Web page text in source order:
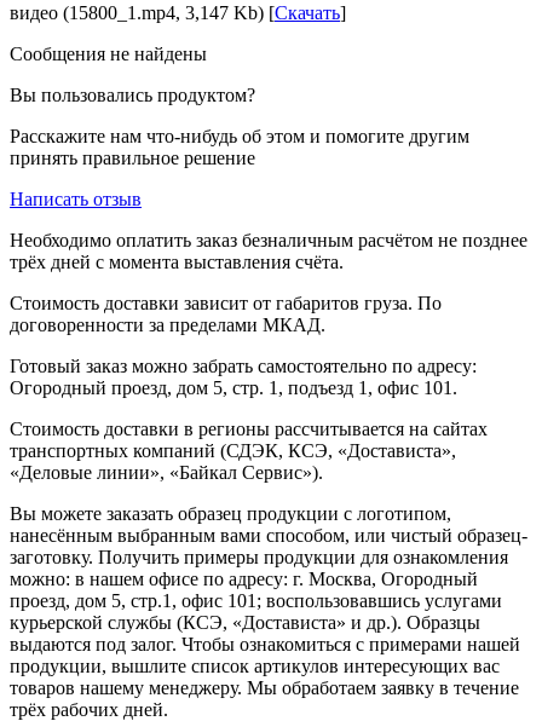
видео (15800_1.mp4, 3,147 Kb) [Скачать]
Сообщения не найдены
Вы пользовались продуктом?
Расскажите нам что-нибудь об этом и помогите другим
принять правильное решение
Написать отзыв
Необходимо оплатить заказ безналичным расчётом не позднее
трёх дней с момента выставления счёта.
Стоимость доставки зависит от габаритов груза. По
договоренности за пределами МКАД.
Готовый заказ можно забрать самостоятельно по адресу:
Огородный проезд, дом 5, стр. 1, подъезд 1, офис 101.
Стоимость доставки в регионы рассчитывается на сайтах
транспортных компаний (СДЭК, КСЭ, «Достависта»,
«Деловые линии», «Байкал Сервис»).
Вы можете заказать образец продукции с логотипом,
нанесённым выбранным вами способом, или чистый образец-
заготовку. Получить примеры продукции для ознакомления
можно: в нашем офисе по адресу: г. Москва, Огородный
проезд, дом 5, стр.1, офис 101; воспользовавшись услугами
курьерской службы (КСЭ, «Достависта» и др.). Образцы
выдаются под залог. Чтобы ознакомиться с примерами нашей
продукции, вышлите список артикулов интересующих вас
товаров нашему менеджеру. Мы обработаем заявку в течение
трёх рабочих дней.